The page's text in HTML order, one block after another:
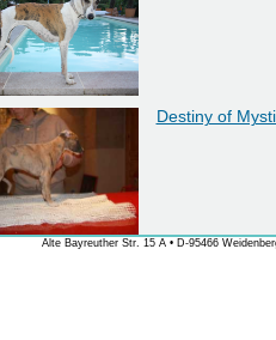
Destiny of
Alte Bayreuther Str. 15 A • D-95466